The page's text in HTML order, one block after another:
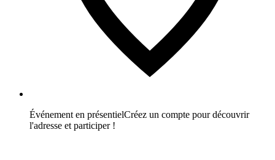
Événement en présentielCréez un compte pour découvrir
l'adresse et participer !